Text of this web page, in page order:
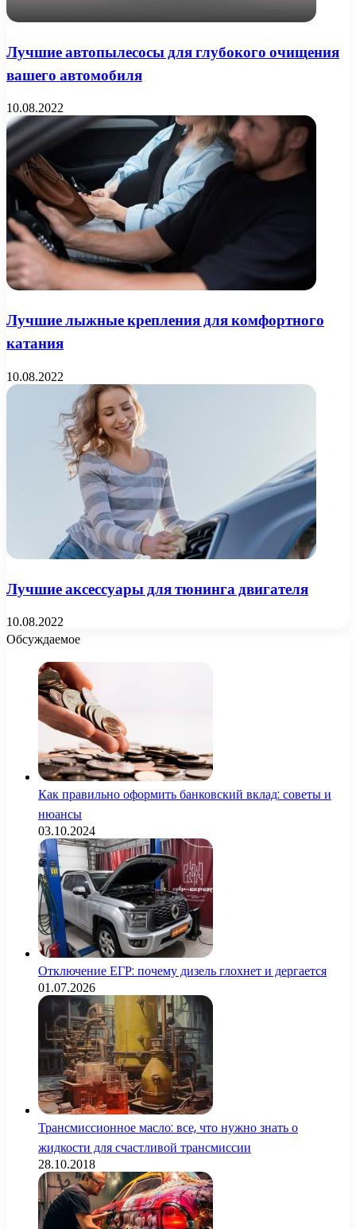
Лучшие автопылесосы для глубокого очищения
вашего автомобиля
10.08.2022
Лучшие лыжные крепления для комфортного
катания
10.08.2022
Лучшие аксессуары для тюнинга двигателя
10.08.2022
Обсуждаемое
Как правильно оформить банковский вклад: советы и
нюансы
03.10.2024
Отключение ЕГР: почему дизель глохнет и дергается
01.07.2026
Трансмиссионное масло: все, что нужно знать о
жидкости для счастливой трансмиссии
28.10.2018